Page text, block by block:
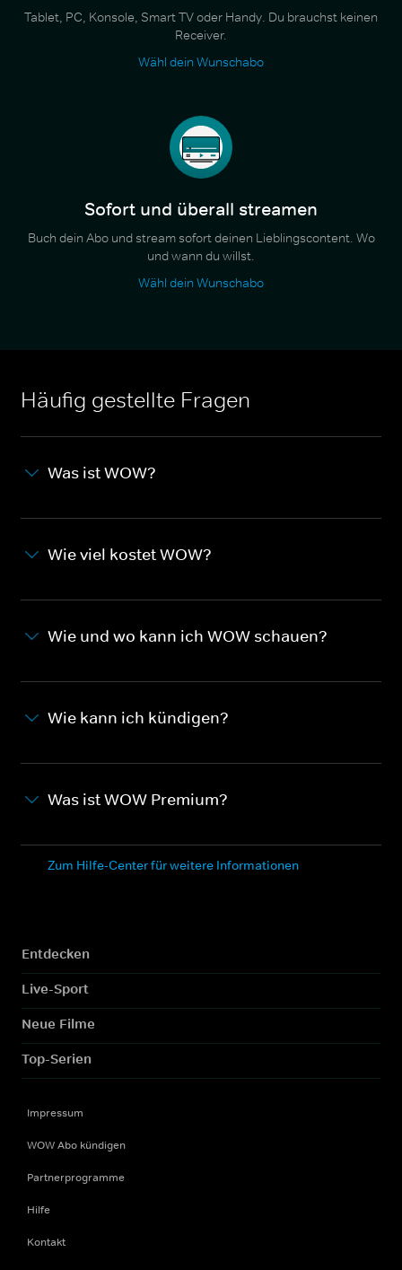
Tablet, PC, Konsole, Smart TV oder Handy. Du brauchst keinen
Receiver.
Wähl dein Wunschabo
Sofort und überall streamen
Buch dein Abo und stream sofort deinen Lieblingscontent. Wo
und wann du willst.
Wähl dein Wunschabo
Häufig gestellte Fragen
Was ist WOW?
Wie viel kostet WOW?
Wie und wo kann ich WOW schauen?
Wie kann ich kündigen?
Was ist WOW Premium?
Zum Hilfe-Center für weitere Informationen
Entdecken
Live-Sport
Neue Filme
Top-Serien
Impressum
WOW Abo kündigen
Partnerprogramme
Hilfe
Kontakt